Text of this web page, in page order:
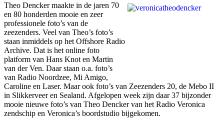
Theo Dencker maakte in de jaren 70
en 80 honderden mooie en zeer
professionele foto’s van de
zeezenders. Veel van Theo’s foto’s
staan inmiddels op het Offshore Radio
Archive. Dat is het online foto
platform van Hans Knot en Martin
van der Ven. Daar staan o.a. foto’s
van Radio Noordzee, Mi Amigo,
Caroline en Laser. Maar ook foto’s van Zeezenders 20, de Mebo II
in Slikkerveer en Sealand. Afgelopen week zijn daar 37 bijzonder
mooie nieuwe foto’s van Theo Dencker van het Radio Veronica
zendschip en Veronica’s boordstudio bijgekomen.